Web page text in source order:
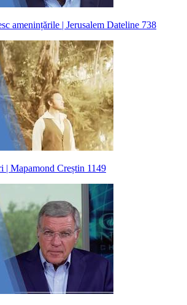
amenințările | Jerusalem Dateline 738
| Mapamond Creștin 1149